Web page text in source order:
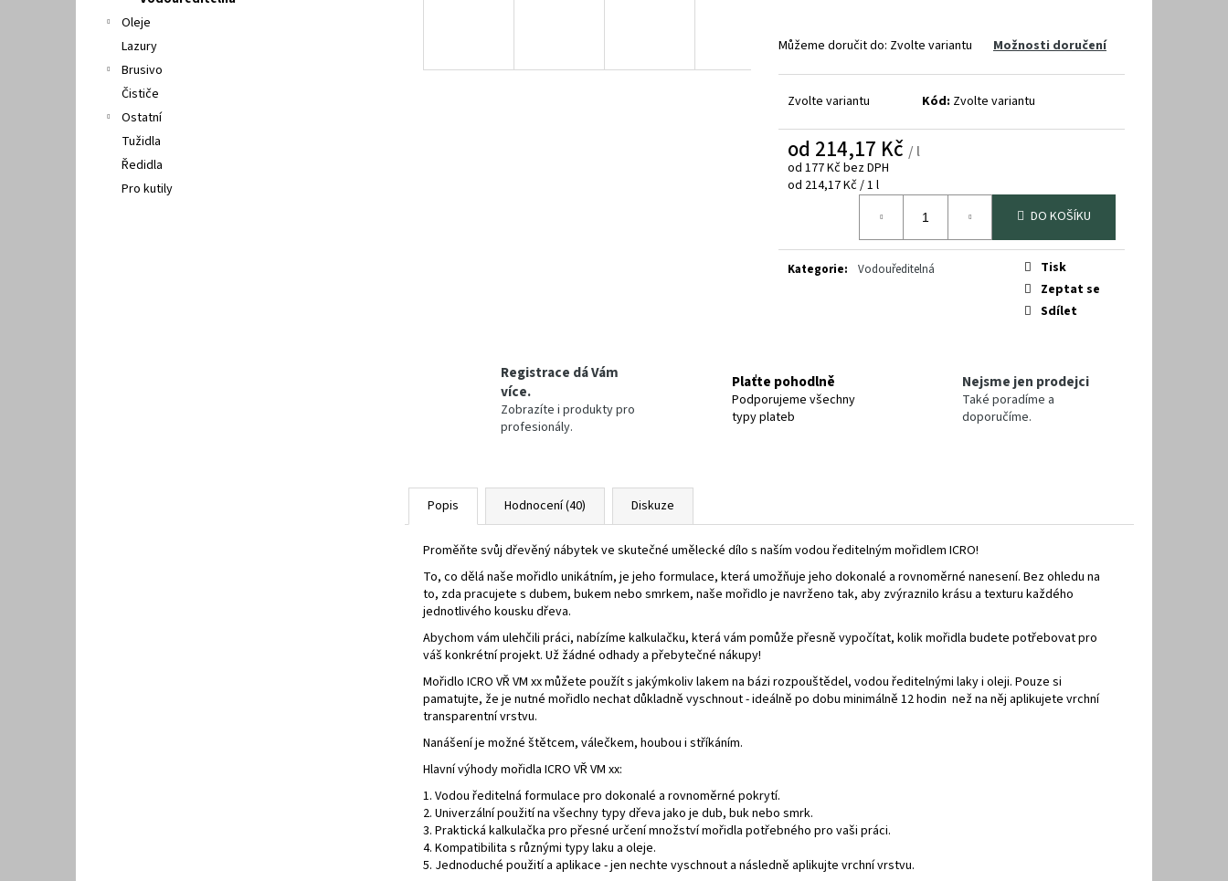
Oleje
Lazury
Brusivo
Čističe
Ostatní
Tužidla
Ředidla
Pro kutily
Můžeme doručit do: Zvolte variantu Možnosti doručení
Zvolte variantu Kód: Zvolte variantu
od 214,17 Kč / l
od 177 Kčbez DPH
Měrná
od 214,17 Kč / 1 l
DO KOŠÍKU
Kategorie: Vodouředitelná
Tisk
Zeptat se
Sdílet
Registrace dá Vám
více.
Zobrazíte i produkty pro
profesionály.
Plaťte pohodlně
Podporujeme všechny
typy plateb
Nejsme jen prodejci
Také poradíme a
doporučíme.
Popis Hodnocení (40) Diskuze
Proměňte svůj dřevěný nábytek ve skutečné umělecké dílo s naším vodou ředitelným mořidlem ICRO!
To, co dělá naše mořidlo unikátním, je jeho formulace, která umožňuje jeho dokonalé a rovnoměrné nanesení. Bez ohledu na
to, zda pracujete s dubem, bukem nebo smrkem, naše mořidlo je navrženo tak, aby zvýraznilo krásu a texturu každého
jednotlivého kousku dřeva.
Abychom vám ulehčili práci, nabízíme kalkulačku, která vám pomůže přesně vypočítat, kolik mořidla budete potřebovat pro
váš konkrétní projekt. Už žádné odhady a přebytečné nákupy!
Mořidlo ICRO VŘ VM xx můžete použít s jakýmkoliv lakem na bázi rozpouštědel, vodou ředitelnými laky i oleji. Pouze si
pamatujte, že je nutné mořidlo nechat důkladně vyschnout - ideálně po dobu minimálně 12 hodin než na něj aplikujete vrchní
transparentní vrstvu.
Nanášení je možné štětcem, válečkem, houbou i stříkáním.
Hlavní výhody mořidla ICRO VŘ VM xx:
1. Vodou ředitelná formulace pro dokonalé a rovnoměrné pokrytí.
2. Univerzální použití na všechny typy dřeva jako je dub, buk nebo smrk.
3. Praktická kalkulačka pro přesné určení množství mořidla potřebného pro vaši práci.
4. Kompatibilita s různými typy laku a oleje.
5. Jednoduché použití a aplikace - jen nechte vyschnout a následně aplikujte vrchní vrstvu.